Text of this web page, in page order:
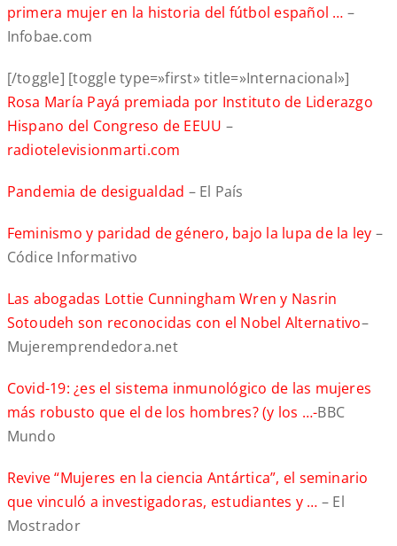
primera mujer en la historia del fútbol español … –
Infobae.com
[/toggle] [toggle type=»first» title=»Internacional»]
Rosa María Payá premiada por Instituto de Liderazgo
Hispano del Congreso de EEUU –
radiotelevisionmarti.com
Pandemia de desigualdad – El País
Feminismo y paridad de género, bajo la lupa de la ley –
Códice Informativo
Las abogadas Lottie Cunningham Wren y Nasrin
Sotoudeh son reconocidas con el Nobel Alternativo–
Mujeremprendedora.net
Covid-19: ¿es el sistema inmunológico de las mujeres
más robusto que el de los hombres? (y los …-BBC
Mundo
Revive “Mujeres en la ciencia Antártica”, el seminario
que vinculó a investigadoras, estudiantes y … – El
Mostrador